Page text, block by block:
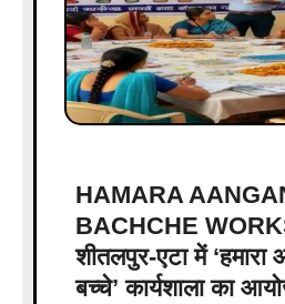
HAMARA
BACHCHE
शीतलपुर-एटा में ‘हमारा
बच्चे’ कार्यशाला का